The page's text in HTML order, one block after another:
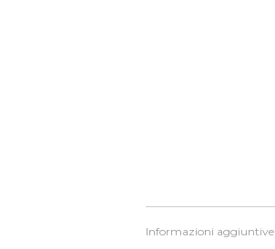
Informazioni aggiuntive